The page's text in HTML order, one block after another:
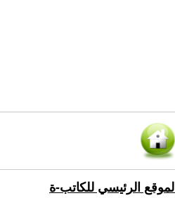
الموقع الرئيسي للكاتب-ة